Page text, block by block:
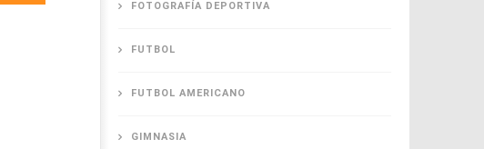
FOTOGRAFÍA DEPORTIVA
FUTBOL
FUTBOL AMERICANO
GIMNASIA